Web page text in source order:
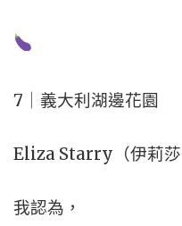
7｜義大利湖邊花園
Eliza Starry（伊莉莎
我認為，